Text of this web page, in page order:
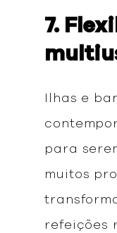
7.
Ilhas e
para
muitos
refeições